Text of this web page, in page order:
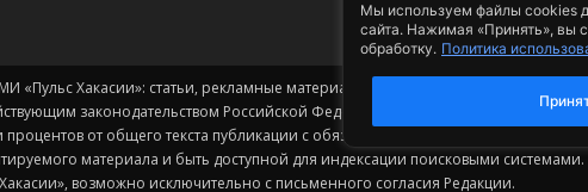
Мы используем файлы cookies
сайта. Нажимая «Принять», вы
обработку. Политика
«Пульс Хакасии»: статьи, рекламные материалы, фото, видео, телепрограммы и
законодательством Российской Федерации. Допускается цитирование
от общего текста публикации с обязательным размещением
материала и быть доступной для индексации поисковыми
возможно исключительно с письменного согласия Редакции.